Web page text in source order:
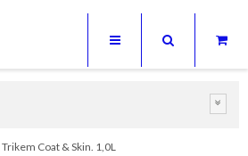
Trikem Coat & Skin. 1,0L